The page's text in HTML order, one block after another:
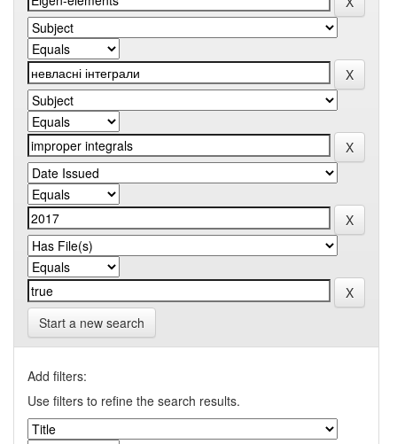
Start a new search
Add filters:
Use filters to refine the search results.